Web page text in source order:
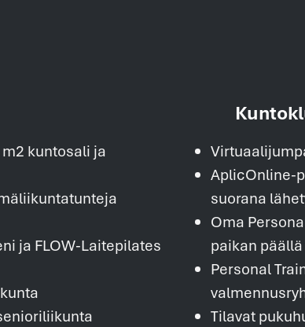
kuntosali ja
ja FLOW-Laitepilates
AplicOnline-
suorana
Oma
paikan
Personal
Tilavat